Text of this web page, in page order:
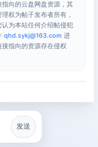
向的云盘网盘资源，其
权为帖子发布者所有，
为本站任何介绍帖侵犯
qhd.sykj@163.com 进
指向的资源存在侵权
发送